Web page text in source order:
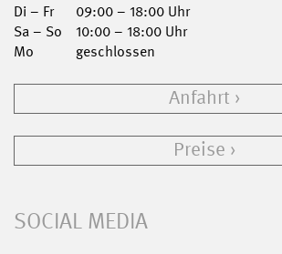
Di – Fr
09:00 – 18:00 Uhr
Sa – So
10:00 – 18:00 Uhr
Mo
geschlossen
Anfahrt
Preise
SOCIAL MEDIA